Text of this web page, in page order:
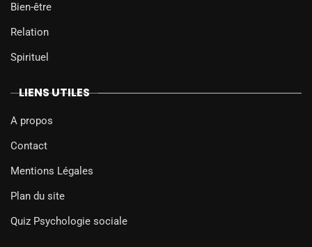
Bien-être
Relation
Spirituel
LIENS UTILES
A propos
Contact
Mentions Légales
Plan du site
Quiz Psychologie sociale